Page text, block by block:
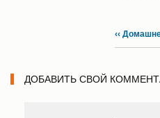
‹‹
ДОБАВИТЬ СВОЙ